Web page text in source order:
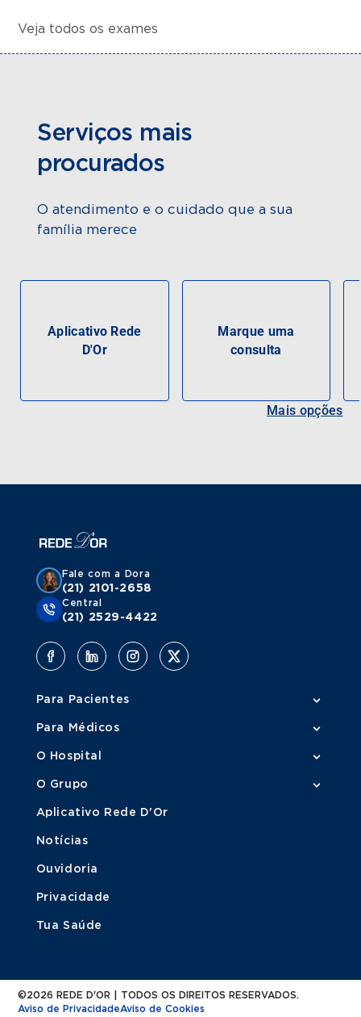
Veja todos os exames
Serviços mais
procurados
O atendimento e o cuidado que a sua
família merece
Aplicativo Rede
D'Or
Marque uma
consulta
Mais opções
Fale com a Dora
(21) 2101-2658
Central
(21) 2529-4422
Para Pacientes
Para Médicos
O Hospital
O Grupo
Aplicativo Rede D'Or
Notícias
Ouvidoria
Privacidade
Tua Saúde
©2026 REDE D'OR | TODOS OS DIREITOS RESERVADOS.
Aviso de PrivacidadeAviso de Cookies